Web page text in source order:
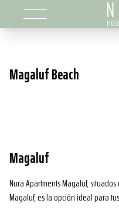
Magaluf Beach
Magaluf
Nura Apartments Magaluf,
Magaluf, es la opción ideal para